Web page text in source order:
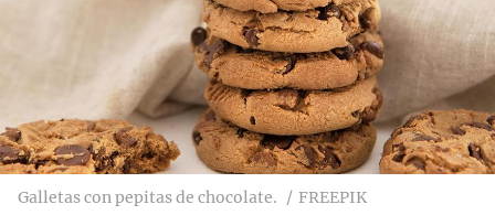
Galletas con pepitas de chocolate. FREEPIK